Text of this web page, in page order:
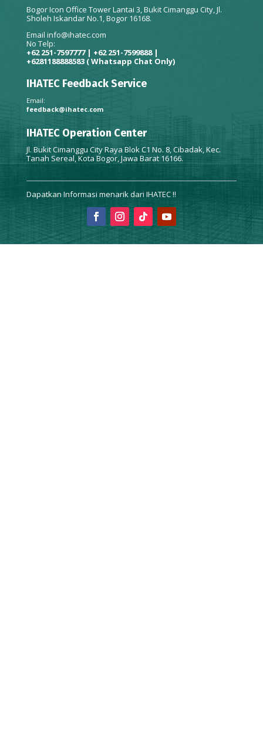
Bogor Icon Office Tower Lantai 3, Bukit Cimanggu City, Jl.
Sholeh Iskandar No.1, Bogor 16168.
Email info@ihatec.com
No Telp:
+62 251-7597777 | +62 251-7599888 |
+6281188888583 ( Whatsapp Chat Only)
IHATEC Feedback Service
Email:
feedback@ihatec.com
IHATEC Operation Center
Jl. Bukit Cimanggu City Raya Blok C1 No. 8, Cibadak, Kec.
Tanah Sereal, Kota Bogor, Jawa Barat 16166.
Dapatkan Informasi menarik dari IHATEC !!